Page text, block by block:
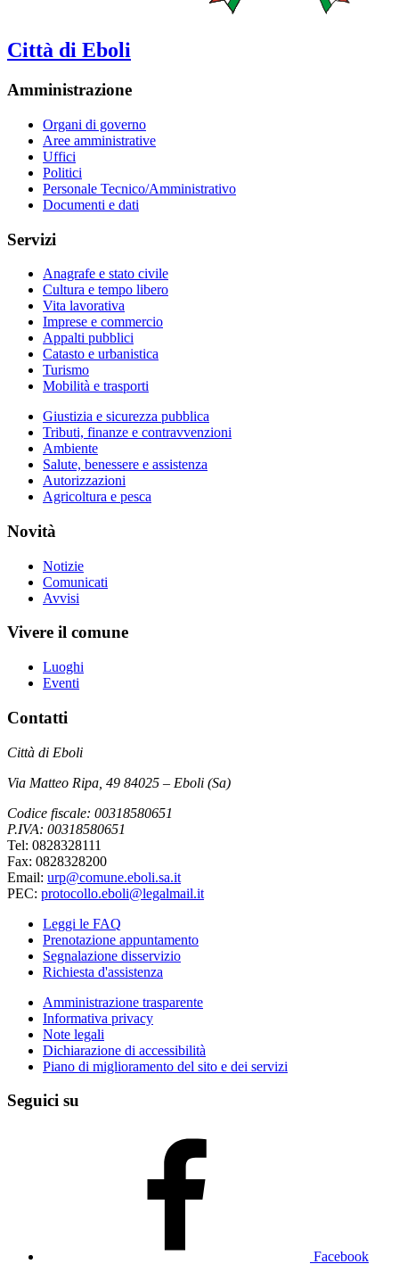
Città di Eboli
Amministrazione
Organi di governo
Aree amministrative
Uffici
Politici
Personale Tecnico/Amministrativo
Documenti e dati
Servizi
Anagrafe e stato civile
Cultura e tempo libero
Vita lavorativa
Imprese e commercio
Appalti pubblici
Catasto e urbanistica
Turismo
Mobilità e trasporti
Giustizia e sicurezza pubblica
Tributi, finanze e contravvenzioni
Ambiente
Salute, benessere e assistenza
Autorizzazioni
Agricoltura e pesca
Novità
Notizie
Comunicati
Avvisi
Vivere il comune
Luoghi
Eventi
Contatti
Città di Eboli
Via Matteo Ripa, 49 84025 – Eboli (Sa)
Codice fiscale: 00318580651
P.IVA: 00318580651
Tel: 0828328111
Fax: 0828328200
Email: urp@comune.eboli.sa.it
PEC: protocollo.eboli@legalmail.it
Leggi le FAQ
Prenotazione appuntamento
Segnalazione disservizio
Richiesta d'assistenza
Amministrazione trasparente
Informativa privacy
Note legali
Dichiarazione di accessibilità
Piano di miglioramento del sito e dei servizi
Seguici su
Facebook